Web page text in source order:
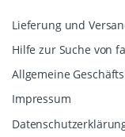
Lieferung und
Hilfe zur Suche von
Allgemeine
Impressum